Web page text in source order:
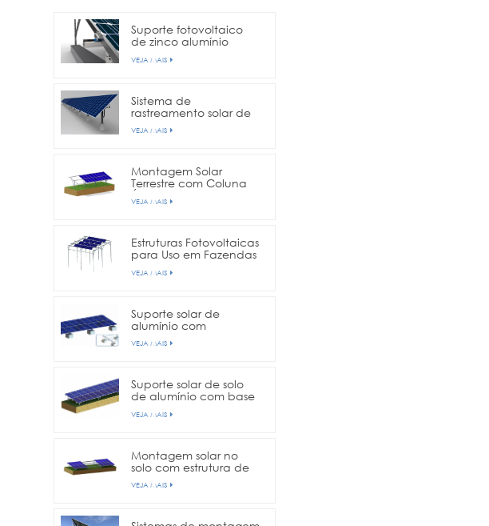
Suporte fotovoltaico
de zinco alumínio
VEJA MAIS
Sistema de
rastreamento solar de
eixo único
VEJA MAIS
Montagem Solar
Terrestre com Coluna
Única
VEJA MAIS
Estruturas Fotovoltaicas
para Uso em Fazendas
Agrícolas
VEJA MAIS
Suporte solar de
alumínio com
VEJA MAIS
Suporte solar de solo
de alumínio com base
aterramento
VEJA MAIS
Montagem solar no
solo com estrutura de
coluna dupla
VEJA MAIS